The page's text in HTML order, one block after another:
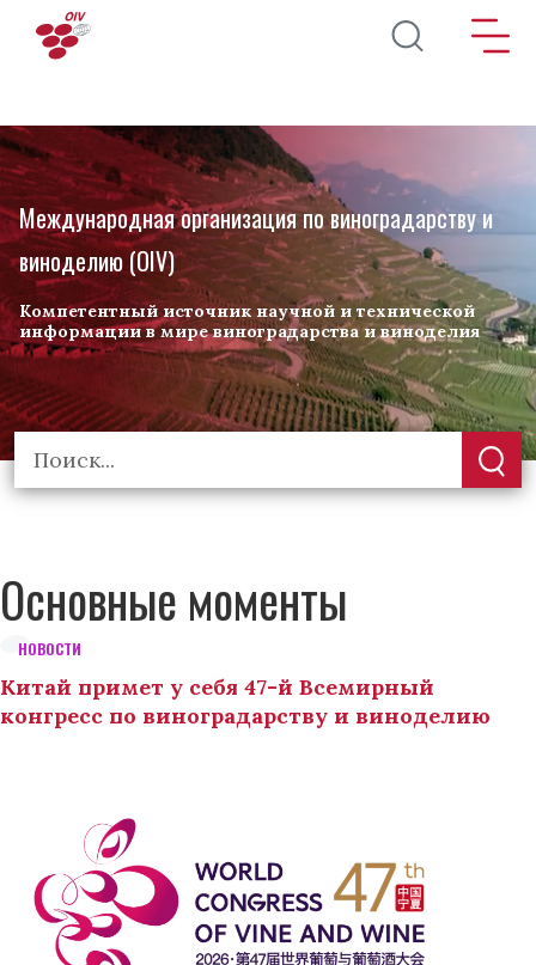
Перейти к основному содержанию
Международная организация по виноградарству и
виноделию (OIV)
Компетентный источник научной и технической
информации в мире виноградарства и виноделия
Основные моменты
НОВОСТИ
Китай примет у себя 47-й Всемирный
конгресс по виноградарству и виноделию